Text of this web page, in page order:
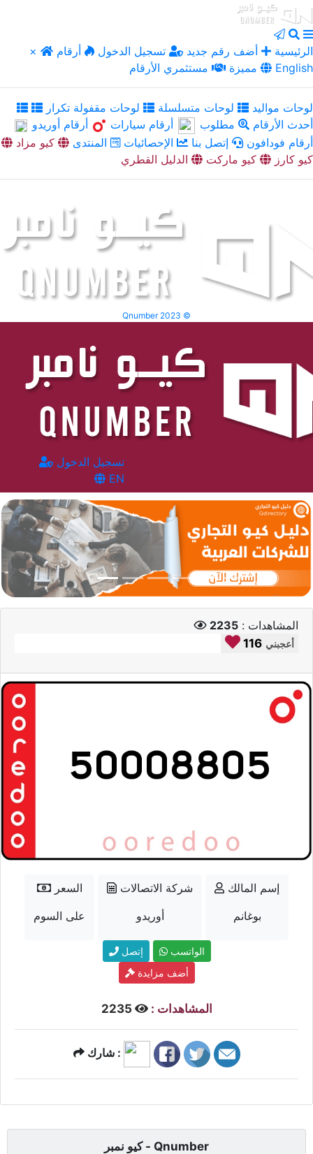
× الرئيسية أضف رقم جديد تسجيل الدخول
أرقام
مميزة
مستثمري الأرقام English
لوحات مواليد لوحات متسلسلة
لوحات مقفولة تكرار
أحدث الأرقام
مطلوب أرقام سيارات
أرقام أوريدو
أرقام فودافون
إتصل بنا الإحصائيات المنتدى
كيو مزاد
كيو كارز
كيو ماركت الدليل القطري
Qnumber 2023 ©
تسجيل الدخول
EN
المشاهدات : 2235
116 أعجبني
السعر
على السوم
شركة الاتصالات
أوريدو
إسم المالك
بوغانم
إتصل
الواتسب
أضف مزايدة
المشاهدات :
شارك :
كيو نمبر - Qnumber